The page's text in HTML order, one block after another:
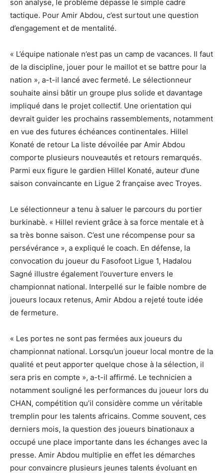
son analyse, le problème dépasse le simple cadre
tactique. Pour Amir Abdou, c’est surtout une question
d’engagement et de mentalité.
« L’équipe nationale n’est pas un camp de vacances. Il faut
de la discipline, jouer pour le maillot et se battre pour la
nation », a-t-il lancé avec fermeté. Le sélectionneur
souhaite ainsi bâtir un groupe plus solide et davantage
impliqué dans le projet collectif. Une orientation qui
devrait guider les prochains rassemblements, notamment
en vue des futures échéances continentales. Hillel
Konaté de retour La liste dévoilée par Amir Abdou
comporte plusieurs nouveautés et retours remarqués.
Parmi eux figure le gardien Hillel Konaté, auteur d’une
saison convaincante en Ligue 2 française avec Troyes.
Le sélectionneur a tenu à saluer le parcours du portier
burkinabè. « Hillel revient grâce à sa force mentale et à
sa très bonne saison. C’est une récompense pour sa
persévérance », a expliqué le coach. En défense, la
convocation du joueur du Fasofoot Ligue 1, Hadalou
Sagné illustre également l’ouverture envers le
championnat national. Interpellé sur le faible nombre de
joueurs locaux retenus, Amir Abdou a rejeté toute idée
de fermeture.
« Les portes ne sont pas fermées aux joueurs du
championnat national. Lorsqu’un joueur local montre de la
qualité et peut apporter quelque chose à la sélection, il
sera pris en compte », a-t-il affirmé. Le technicien a
notamment souligné les performances du joueur lors du
CHAN, compétition qu’il considère comme un véritable
tremplin pour les talents africains. Comme souvent, ces
derniers mois, la question des joueurs binationaux a
occupé une place importante dans les échanges avec la
presse. Amir Abdou multiplie en effet les démarches
pour convaincre plusieurs jeunes talents évoluant en